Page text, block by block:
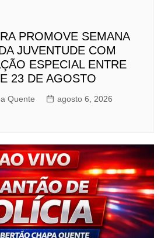
PROMOVE SEMANA
JUVENTUDE COM
ESPECIAL ENTRE
23 DE AGOSTO
Quente
agosto 6, 2026